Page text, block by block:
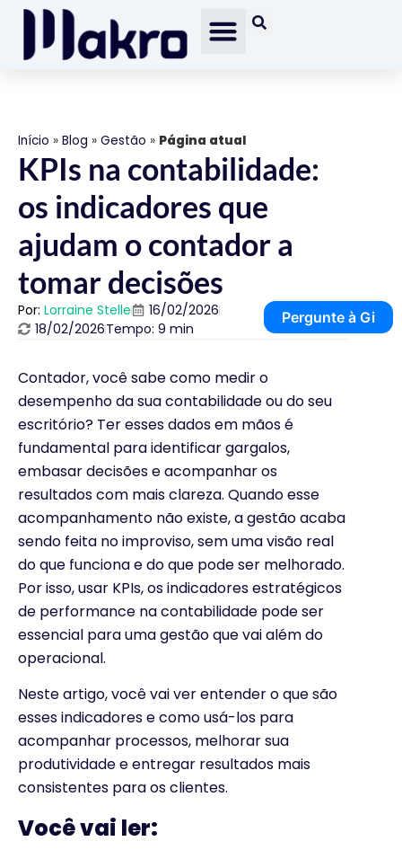
Início » Blog » Gestão » Página atual
KPIs na contabilidade:
os indicadores que
ajudam o contador a
tomar decisões
Por: Lorraine Stelle
16/02/2026
18/02/2026Tempo: 9 min
Pergunte à Gi
Contador, você sabe como medir o
desempenho da sua contabilidade ou do seu
escritório? Ter esses dados em mãos é
fundamental para identificar gargalos,
embasar decisões e acompanhar os
resultados com mais clareza. Quando esse
acompanhamento não existe, a gestão acaba
sendo feita no improviso, sem uma visão real
do que funciona e do que pode ser melhorado.
Por isso, usar KPIs, os indicadores estratégicos
de performance na contabilidade pode ser
essencial para uma gestão que vai além do
operacional.
Neste artigo, você vai ver entender o que são
esses indicadores e como usá-los para
acompanhar processos, melhorar sua
produtividade e entregar resultados mais
consistentes para os clientes.
Você vai ler: